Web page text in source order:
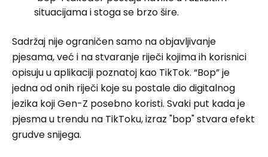
situacijama i stoga se brzo šire.
Sadržaj nije ograničen samo na objavljivanje
pjesama, već i na stvaranje riječi kojima ih korisnici
opisuju u aplikaciji poznatoj kao TikTok. “Bop” je
jedna od onih riječi koje su postale dio digitalnog
jezika koji Gen-Z posebno koristi. Svaki put kada je
pjesma u trendu na TikToku, izraz "bop" stvara efekt
grudve snijega.